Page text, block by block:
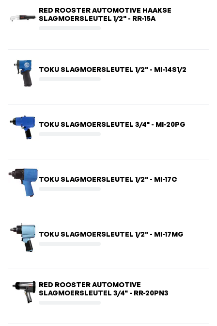
RED ROOSTER AUTOMOTIVE HAAKSE
SLAGMOERSLEUTEL 1/2" - RR-15A
TOKU SLAGMOERSLEUTEL 1/2" - MI-14S1/2
TOKU SLAGMOERSLEUTEL 3/4" - MI-20PG
TOKU SLAGMOERSLEUTEL 1/2" - MI-17C
TOKU SLAGMOERSLEUTEL 1/2" - MI-17MG
RED ROOSTER AUTOMOTIVE
SLAGMOERSLEUTEL 3/4" - RR-20PN3